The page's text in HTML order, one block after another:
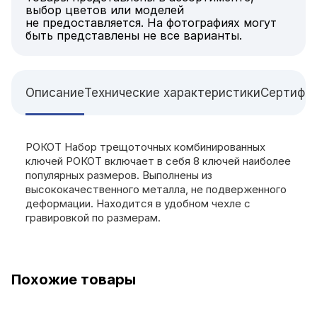
выбор цветов или моделей
не предоставляется. На фотографиях могут
быть представлены не все варианты.
ОписаниеТехнические характеристики
РОКОТ Набор трещоточных комбинированных
ключей РОКОТ включает в себя 8 ключей наиболее
популярных размеров. Выполнены из
высококачественного металла, не подверженного
деформации. Находится в удобном чехле с
гравировкой по размерам.
Похожие товары